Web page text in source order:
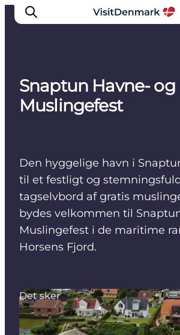
Inspiration
Destinationer
Planlæg ferien
Snaptun Havne- og
Muslingefest
Den hyggelige havn i
til et festligt og
tagselvbord af gratis
bydes velkommen til
Muslingefest i de maritime
Horsens Fjord.
Det sker